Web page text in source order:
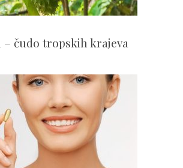
– čudo tropskih krajeva